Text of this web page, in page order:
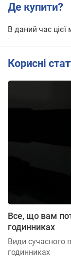
Де купити?
В даний час
Корисні
Все, що вам
годинниках
Види сучасного
годинниках